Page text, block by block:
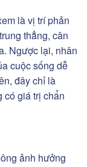
là vị trí phản
thẳng, cân
Ngược lại, nhân
cuộc sống dễ
đây chỉ là
có giá trị chẩn
ảnh hưởng